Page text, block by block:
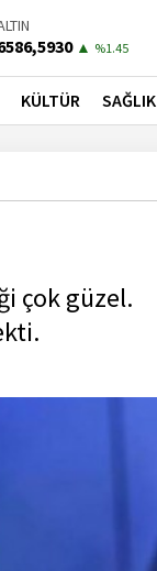
▲ %0.1
KÜLTÜR SAĞLIK
çok güzel.